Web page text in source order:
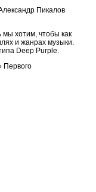
Пикалов
мы хотим, чтобы как
и жанрах музыки.
Deep Purple.
Первого